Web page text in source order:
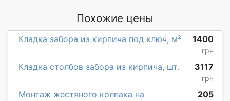
Похожие цены
Кладка забора из кирпича под ключ, м² 1400
грн
Кладка столбов забора из кирпича, шт. 3117
грн
Монтаж жестяного колпака на
205